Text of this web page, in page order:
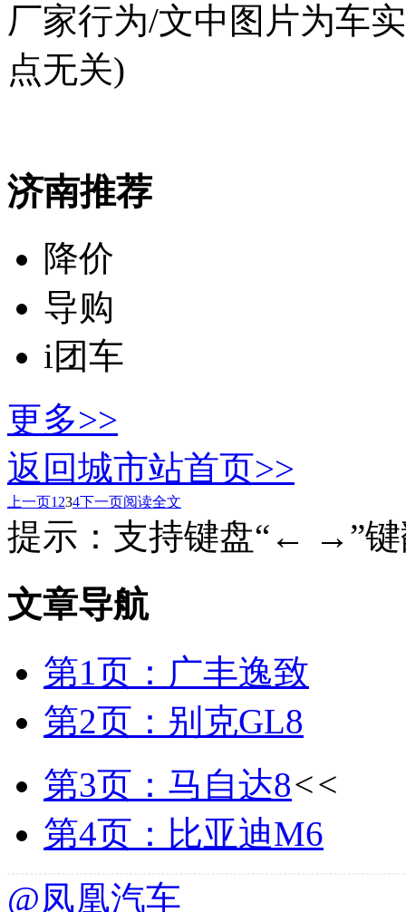
厂家行为/文中图片为车
点无关)
济南推荐
降价
导购
i团车
更多>>
返回城市站首页>>
上一页1 234下一页阅读全文
提示：支持键盘“← →”键
文章导航
第1页：广丰逸致
第2页：别克GL8
第3页：马自达8<<
第4页：比亚迪M6
@凤凰汽车